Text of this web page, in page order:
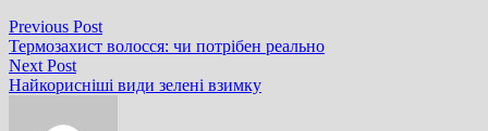
Навігація
записів
Previous PostPrevious
post:
Термозахист волосся: чи потрібен реально
Next PostNext
post:
Найкорисніші види зелені взимку